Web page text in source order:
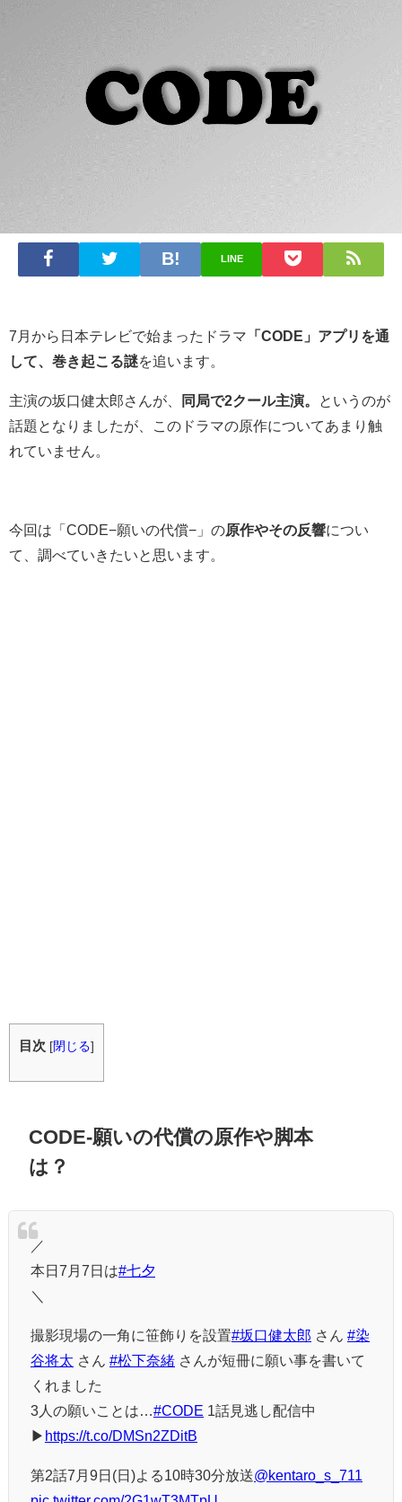
LINE
7月から日本テレビで始まったドラマ 「CODE」アプリを通
して、巻き起こる謎を追います。
主演の坂口健太郎さんが、 同局で2クール主演。
というのが
話題となりましたが、このドラマの原作についてあまり触
れていません。
今回は「CODE−願いの代償−」の原作やその反響につい
て、調べていきたいと思います。
目次 [閉じる]
CODE-願いの代償の原作や脚本
は？
／
本日7月7日は#七夕
＼
撮影現場の一角に笹飾りを設置#坂口健太郎 さん #染
谷将太 さん #松下奈緒 さんが短冊に願い事を書いて
くれました
3人の願いことは…#CODE 1話見逃し配信中
▶ https://t.co/DMSn2ZDitB
第2話7月9日(日)よる10時30分放送@kentaro_s_711